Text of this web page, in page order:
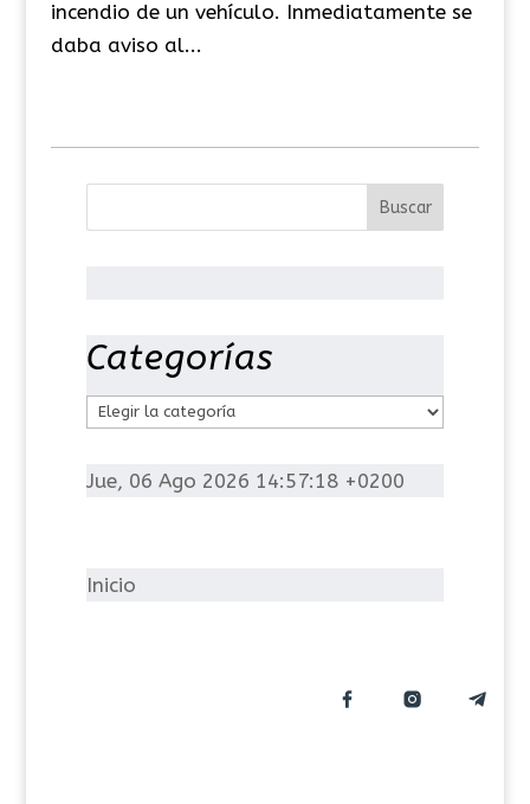
incendio de un vehículo. Inmediatamente se
daba aviso al...
Categorías
t
o
Jue, 06 Ago 2026 14:57:18 +0200
Inicio